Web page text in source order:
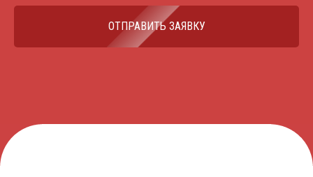
ОТПРАВИТЬ ЗАЯВКУ